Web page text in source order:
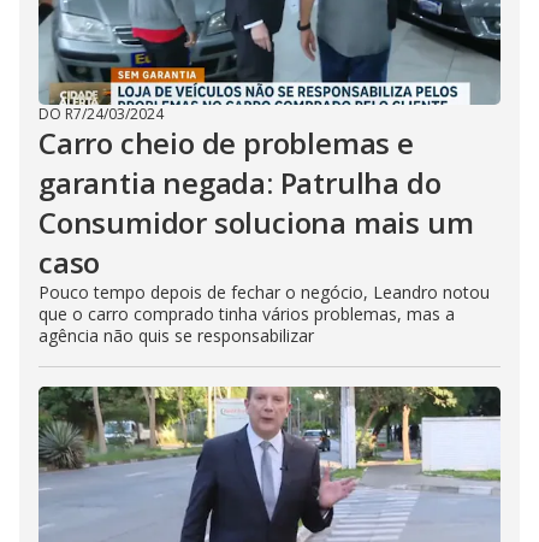
DO R7/24/03/2024
Carro cheio de problemas e
garantia negada: Patrulha do
Consumidor soluciona mais um
caso
Pouco tempo depois de fechar o negócio, Leandro notou
que o carro comprado tinha vários problemas, mas a
agência não quis se responsabilizar